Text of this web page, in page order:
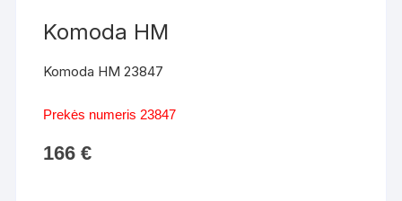
Komoda HM
Komoda HM 23847
Prekės numeris 23847
166€